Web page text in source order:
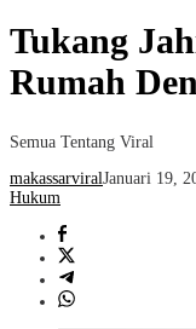
Tukang
Rumah
Semua Tentang Viral
makassarviralJanuari 19,
Hukum